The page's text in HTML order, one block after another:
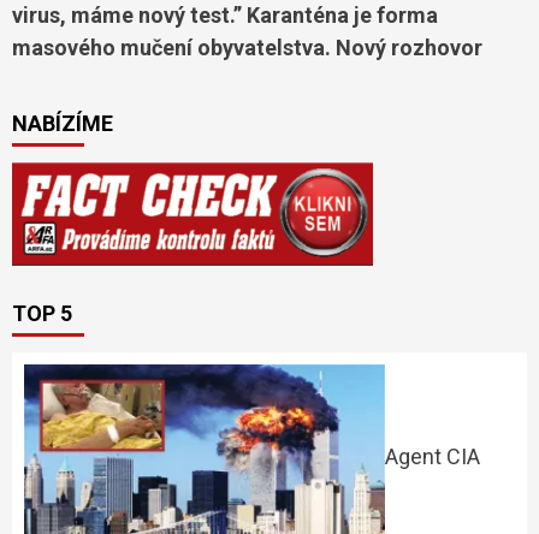
virus, máme nový test.” Karanténa je forma
masového mučení obyvatelstva. Nový rozhovor
NABÍZÍME
TOP 5
Agent CIA